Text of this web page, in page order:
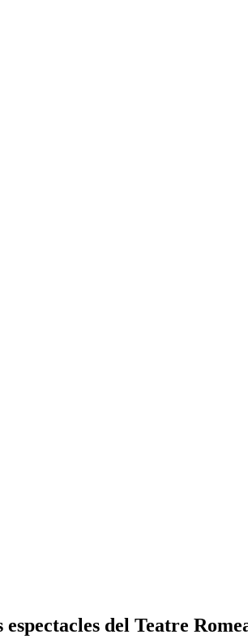
del Teatre